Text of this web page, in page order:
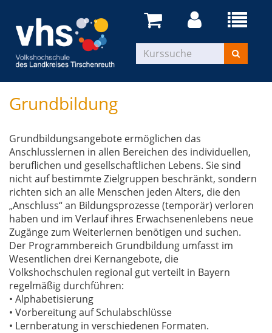
Grundbildung
Grundbildungsangebote ermöglichen das
Anschlusslernen in allen Bereichen des individuellen,
beruflichen und gesellschaftlichen Lebens. Sie sind
nicht auf bestimmte Zielgruppen beschränkt, sondern
richten sich an alle Menschen jeden Alters, die den
„Anschluss“ an Bildungsprozesse (temporär) verloren
haben und im Verlauf ihres Erwachsenenlebens neue
Zugänge zum Weiterlernen benötigen und suchen.
Der Programmbereich Grundbildung umfasst im
Wesentlichen drei Kernangebote, die
Volkshochschulen regional gut verteilt in Bayern
regelmäßig durchführen:
• Alphabetisierung
• Vorbereitung auf Schulabschlüsse
• Lernberatung in verschiedenen Formaten.